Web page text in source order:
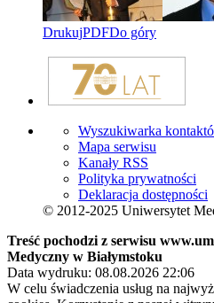
DrukujPDFDo góry
Wyszukiwarka
Mapa serwisu
Kanały RSS
Polityka prywatności
Deklaracja dostępności
© 2012-2025 Uniwersytet
Treść pochodzi z serwisu
Medyczny w Białymstoku
Data wydruku: 08.08.2026 22:06
W celu świadczenia usług na